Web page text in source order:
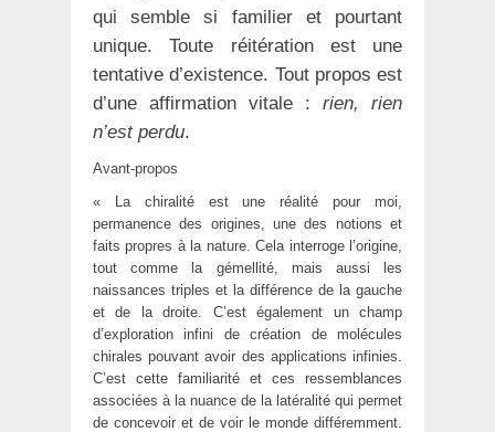
qui semble si familier et pourtant
unique. Toute réitération est une
tentative d’existence. Tout propos est
d’une affirmation vitale : rien, rien
n’est perdu.
Avant-propos
« La chiralité est une réalité pour moi,
permanence des origines, une des notions et
faits propres à la nature. Cela interroge l’origine,
tout comme la gémellité, mais aussi les
naissances triples et la différence de la gauche
et de la droite. C’est également un champ
d’exploration infini de création de molécules
chirales pouvant avoir des applications infinies.
C’est cette familiarité et ces ressemblances
associées à la nuance de la latéralité qui permet
de concevoir et de voir le monde différemment.